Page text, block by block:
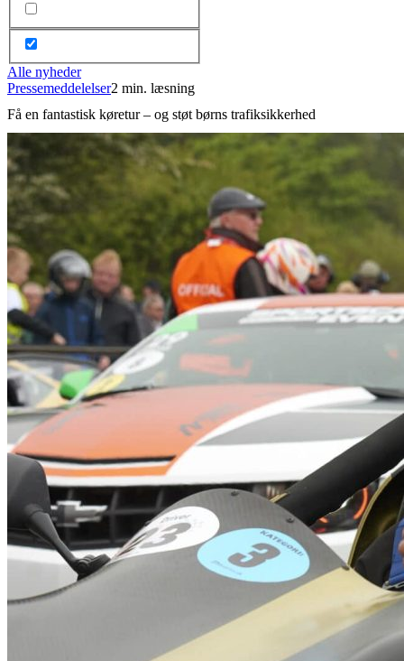
Alle nyheder
Pressemeddelelser2 min. læsning
Få en fantastisk køretur – og støt børns trafiksikkerhed